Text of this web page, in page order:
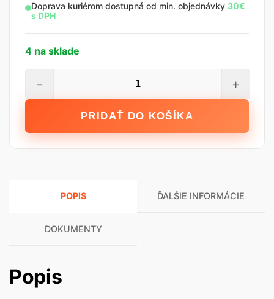
Doprava kuriérom dostupná od min. objednávky 30€
s DPH
4 na sklade
O
− +
PRIDAŤ DO KOŠÍKA
POPIS ĎALŠIE INFORMÁCIE
DOKUMENTY
Popis